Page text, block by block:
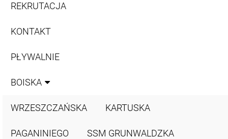
REKRUTACJA
KONTAKT
PŁYWALNIE
BOISKA
WRZESZCZAŃSKA KARTUSKA
PAGANINIEGO SSM GRUNWALDZKA